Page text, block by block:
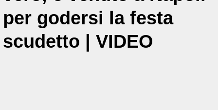
per godersi la festa
scudetto | VIDEO